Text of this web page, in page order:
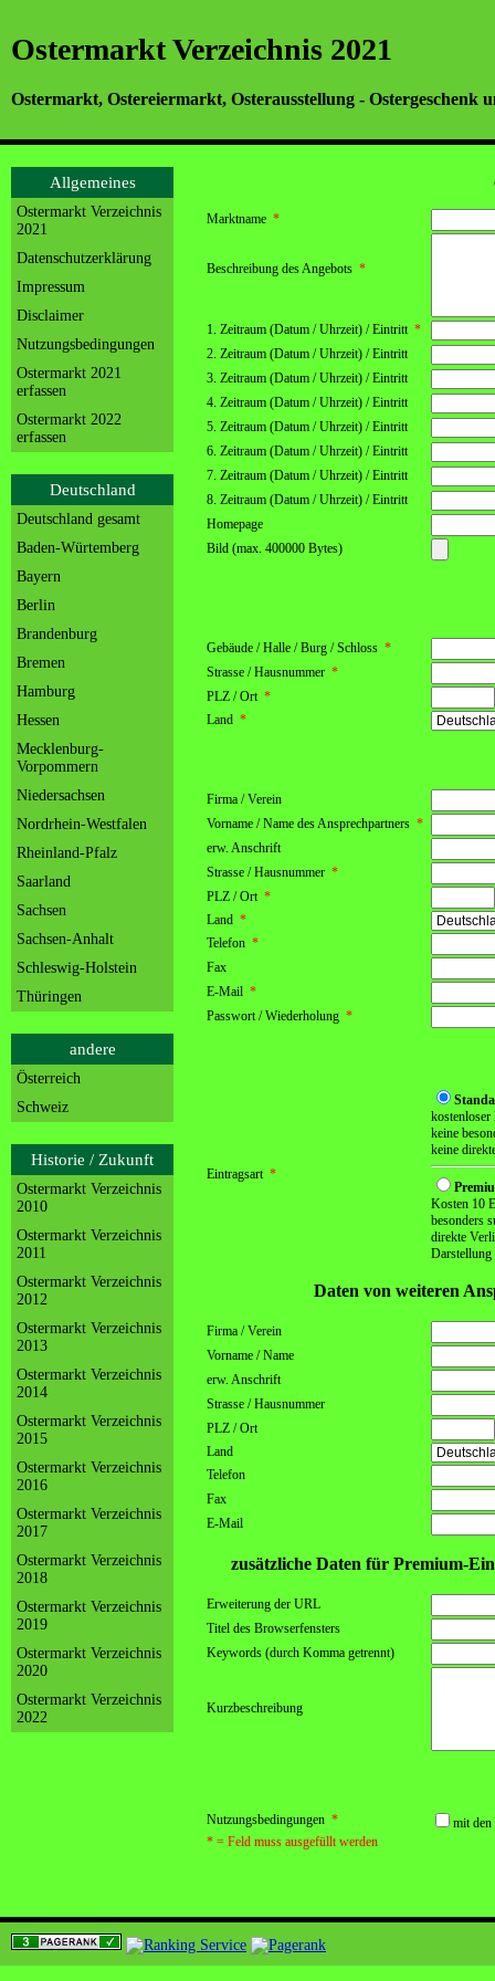
Ostermarkt Verzeichnis 2021
Ostermarkt, Ostereiermarkt, Osterausstellung -
Marktname *
Beschreibung des Angebots *
1. Zeitraum (Datum / Uhrzeit) / Eintritt*
2. Zeitraum (Datum / Uhrzeit) / Eintritt
3. Zeitraum (Datum / Uhrzeit) / Eintritt
4. Zeitraum (Datum / Uhrzeit) / Eintritt
5. Zeitraum (Datum / Uhrzeit) / Eintritt
6. Zeitraum (Datum / Uhrzeit) / Eintritt
7. Zeitraum (Datum / Uhrzeit) / Eintritt
8. Zeitraum (Datum / Uhrzeit) / Eintritt
Homepage
Bild (max. 400000 Bytes)
Gebäude / Halle / Burg / Schloss *
Strasse / Hausnummer *
PLZ / Ort*
Land *
Firma / Verein
Vorname / Name des Ansprechpartners *
erw. Anschrift
Strasse / Hausnummer *
PLZ / Ort*
Land *
Telefon *
Fax
E-Mail *
Passwort / Wiederholung *
Eintragsart*
kostenloser
keine
keine
Kosten 10
besonders
direkte
Darstellung
Daten von weiteren
Firma / Verein
Vorname / Name
erw. Anschrift
Strasse / Hausnummer
PLZ / Ort
Land
Telefon
Fax
E-Mail
zusätzliche Daten für Premium-
Erweiterung der URL
Titel des Browserfensters
Keywords (durch Komma getrennt)
Kurzbeschreibung
Nutzungsbedingungen *
mit den
* = Feld muss ausgefüllt werden
Allgemeines
Ostermarkt Verzeichnis
2021
Datenschutzerklärung
Impressum
Disclaimer
Nutzungsbedingungen
Ostermarkt 2021
erfassen
Ostermarkt 2022
erfassen
Deutschland
Deutschland gesamt
Baden-Würtemberg
Bayern
Berlin
Brandenburg
Bremen
Hamburg
Hessen
Mecklenburg-
Vorpommern
Niedersachsen
Nordrhein-Westfalen
Rheinland-Pfalz
Saarland
Sachsen
Sachsen-Anhalt
Schleswig-Holstein
Thüringen
andere
Österreich
Schweiz
Historie / Zukunft
Ostermarkt Verzeichnis
2010
Ostermarkt Verzeichnis
2011
Ostermarkt Verzeichnis
2012
Ostermarkt Verzeichnis
2013
Ostermarkt Verzeichnis
2014
Ostermarkt Verzeichnis
2015
Ostermarkt Verzeichnis
2016
Ostermarkt Verzeichnis
2017
Ostermarkt Verzeichnis
2018
Ostermarkt Verzeichnis
2019
Ostermarkt Verzeichnis
2020
Ostermarkt Verzeichnis
2022